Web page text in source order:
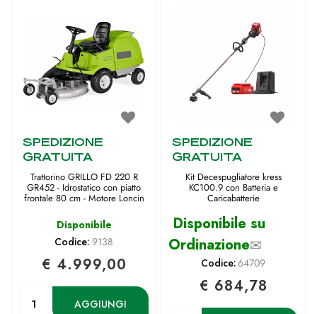
SPEDIZIONE
GRATUITA
Trattorino GRILLO FD 220 R
GR452 - Idrostatico con piatto
frontale 80 cm - Motore Loncin
Disponibile
Codice: 9138
€ 4.999,00
AGGIUNGI
SPEDIZIONE
GRATUITA
Kit Decespugliatore kress
KC100.9 con Batteria e
Caricabatterie
Disponibile su
Ordinazione✉
Codice:64709
€ 684,78